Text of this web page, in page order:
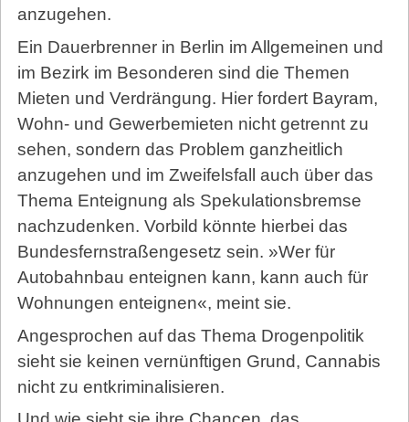
anzugehen.
Ein Dauerbrenner in Berlin im Allgemeinen und
im Bezirk im Besonderen sind die Themen
Mieten und Verdrängung. Hier fordert Bayram,
Wohn- und Gewerbemieten nicht getrennt zu
sehen, sondern das Problem ganzheitlich
anzugehen und im Zweifelsfall auch über das
Thema Enteignung als Spekulationsbremse
nachzudenken. Vorbild könnte hierbei das
Bundesfernstraßengesetz sein. »Wer für
Autobahnbau enteignen kann, kann auch für
Wohnungen enteignen«, meint sie.
Angesprochen auf das Thema Drogenpolitik
sieht sie keinen vernünftigen Grund, Cannabis
nicht zu entkriminalisieren.